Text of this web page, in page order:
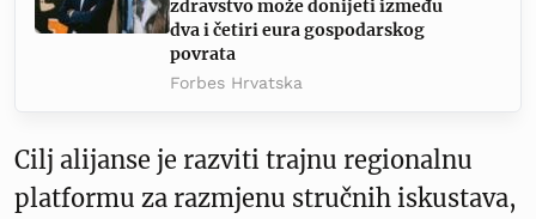
zdravstvo može donijeti između
dva i četiri eura gospodarskog
povrata
Forbes Hrvatska
Cilj alijanse je razviti trajnu regionalnu
platformu za razmjenu stručnih iskustava,